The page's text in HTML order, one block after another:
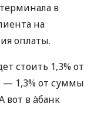
в
на
оплаты.
стоить 1,3% от
1,3% от суммы
вот в àбанк